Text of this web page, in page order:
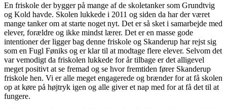
En friskole der bygger på mange af de skoletanker som Grundtvig
og Kold havde. Skolen lukkede i 2011 og siden da har der været
mange tanker om at starte noget nyt. Det er så sket i samarbejde med
elever, forældre og ikke mindst lærer. Det er en masse gode
intentioner der ligger bag denne friskole og Skanderup har rejst sig
som en Fugl Føniks og er klar til at modtage flere elever. Selvom det
var vemodigt da friskolen lukkede for år tilbage er det alligevel
meget positivt at se fremad og se hvor fremtiden fører Skanderup
friskole hen. Vi er alle meget engagerede og brænder for at få skolen
op at køre på højtryk igen og alle giver et nap med for at få det til at
fungere.